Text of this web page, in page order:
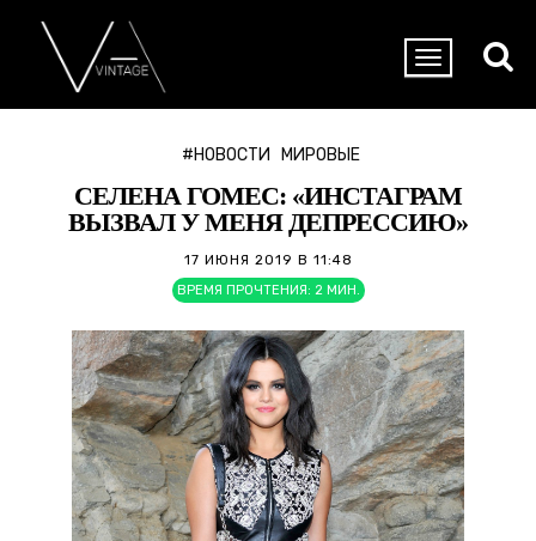
#НОВОСТИ МИРОВЫЕ
СЕЛЕНА ГОМЕС: «ИНСТАГРАМ
ВЫЗВАЛ У МЕНЯ ДЕПРЕССИЮ»
17 ИЮНЯ 2019 В 11:48
ВРЕМЯ ПРОЧТЕНИЯ: 2 МИН.